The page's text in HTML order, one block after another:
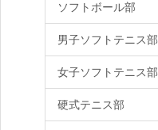
ソフトボール部
男子ソフトテニス部
女子ソフトテニス部
硬式テニス部